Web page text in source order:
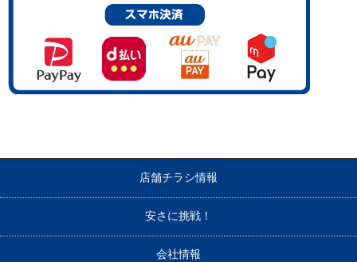
店舗チラシ情報
安さに挑戦！
会社情報